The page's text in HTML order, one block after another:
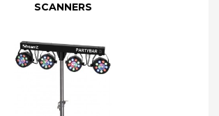
SCANNERS